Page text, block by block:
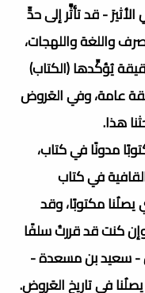
- قد تأثَّر إلى حدٍّ
واللغة واللهجات،
يُؤكِّدها (الكتاب)
عامة، وفي العَروض
هذا.
مدونًا في كتاب،
في كتاب
مكتوبًا، وقد
وإن كنت قد قررتُ سلفًا
- سعيد بن مسعدة -
في تاريخ العَروض.